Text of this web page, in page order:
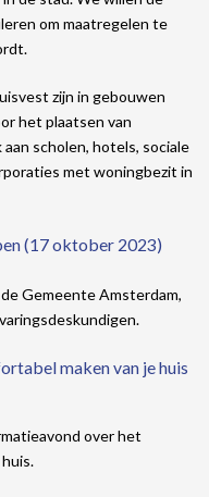
om maatregelen te
zijn in gebouwen
het plaatsen van
scholen, hotels, sociale
met woningbezit in
(17 oktober 2023)
Gemeente Amsterdam,
maken van je huis
over het